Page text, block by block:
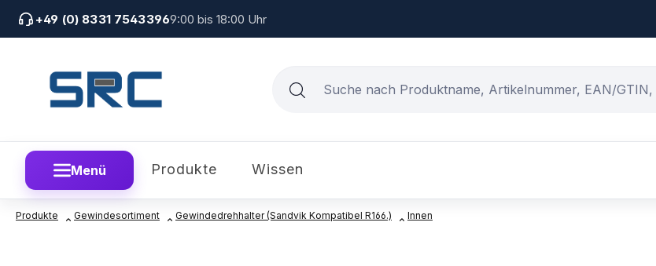
Hauptinhalt springen
Zur Suche springen
Zur Hauptnavigation springen
+49 (0) 8331 75433969:00 bis 18:00 Uhr
Menü Produkte Wissen
Produkte Gewindesortiment Gewindedrehhalter (Sandvik Kompatibel R166.) Innen